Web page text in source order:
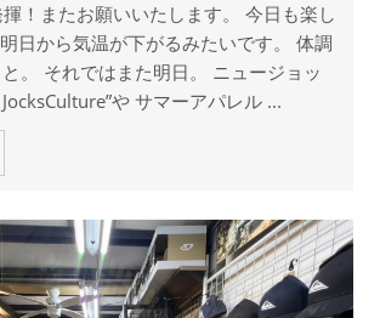
揮！またお願いいたします。 今日も楽し
日から気温が下がるみたいです。 体調
。 それではまた明日。 ニュージョッ
や サマーアパレル ...